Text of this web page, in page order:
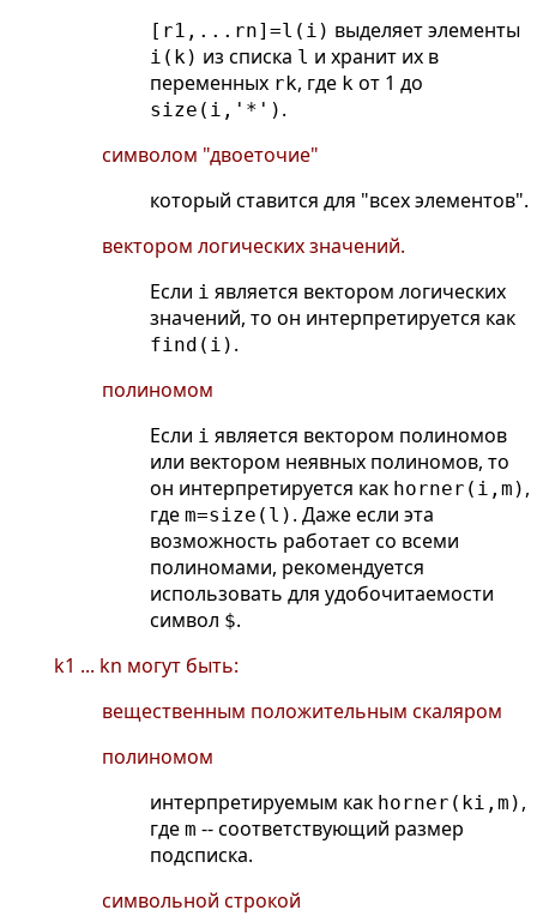
[r1,...rn]=l(i) выделяет элементы
i(k) из списка l и хранит их в
переменных rk, где k от 1 до
size(i,'*') .
символом "двоеточие"
который ставится для "всех элементов".
вектором логических значений.
Если i является вектором логических
значений, то он интерпретируется как
find(i) .
полиномом
Если i является вектором полиномов
или вектором неявных полиномов, то
он интерпретируется как horner(i,m) ,
где m=size(l) . Даже если эта
возможность работает со всеми
полиномами, рекомендуется
использовать для удобочитаемости
символ $.
k1 ... kn могут быть:
вещественным положительным скаляром
полиномом
интерпретируемым как horner(ki,m) ,
где m -- соответствующий размер
подсписка.
символьной строкой